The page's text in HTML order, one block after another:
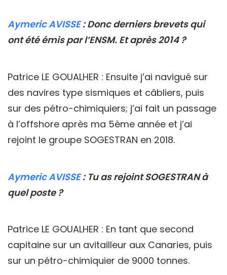
Aymeric AVISSE: Donc derniers brevets qui
ont été émis par l’ENSM. Et après 2014 ?
Patrice LE GOUALHER : Ensuite j’ai navigué sur
des navires type sismiques et câbliers, puis
sur des pétro-chimiquiers; j’ai fait un passage
à l’offshore après ma 5ème année et j’ai
rejoint le groupe SOGESTRAN en 2018.
Aymeric AVISSE: Tu as rejoint SOGESTRAN à
quel poste ?
Patrice LE GOUALHER : En tant que second
capitaine sur un avitailleur aux Canaries, puis
sur un pétro-chimiquier de 9000 tonnes.